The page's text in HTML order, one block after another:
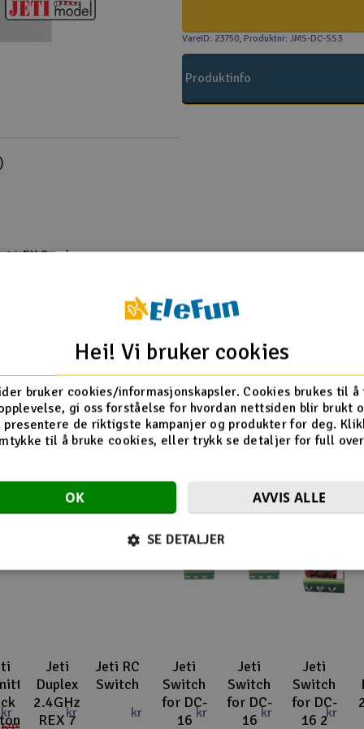
VareID: 23750, Produktnr: JMS-DC-SS3
Produktinfo
EX Sender
Flere så også på
kr
Jeti
Duplex
2.4GHz
REX 7
kr
Jeti RC
Switch
kr
Jeti
Switch
for DC-
16 kr
Jeti
Switch
for DC-
16 kr
Jeti
Switch
for DC-
16 2kr
Hei! Vi bruker cookies
bruker cookies/informasjonskapsler. Cookies brukes til å
gi oss forståelse for hvordan nettsiden blir brukt
presentere de riktigste kampanjer og produkter for deg.
til å bruke cookies, eller trykk se detaljer for full
OK AVVIS ALLE
SE DETALJER